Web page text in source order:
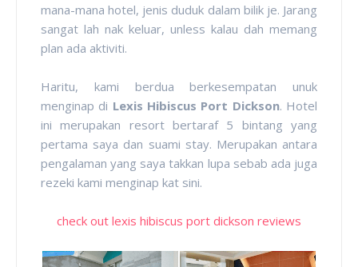
mana-mana hotel, jenis duduk dalam bilik je. Jarang
sangat lah nak keluar, unless kalau dah memang
plan ada aktiviti.
Haritu, kami berdua berkesempatan unuk
menginap di Lexis Hibiscus Port Dickson. Hotel
ini merupakan resort bertaraf 5 bintang yang
pertama saya dan suami stay. Merupakan antara
pengalaman yang saya takkan lupa sebab ada juga
rezeki kami menginap kat sini.
check out lexis hibiscus port dickson reviews